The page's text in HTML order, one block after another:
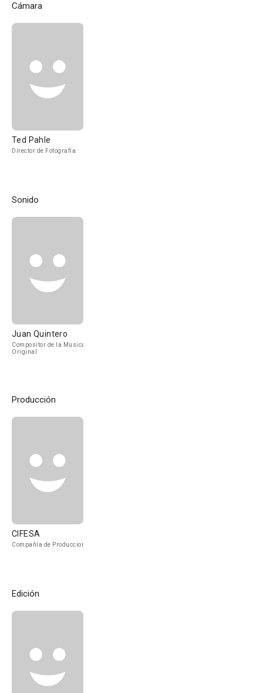
Cámara
Ted Pahle
Director de Fotografía
Sonido
Juan Quintero
Compositor de la Música
Original
Producción
CIFESA
Compañía de Produccion
Edición